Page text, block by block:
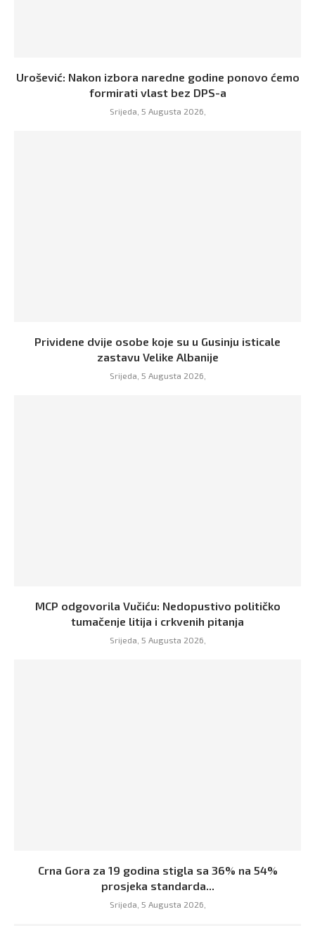
Urošević: Nakon izbora naredne godine ponovo ćemo
formirati vlast bez DPS-a
Srijeda, 5 Augusta 2026,
Prividene dvije osobe koje su u Gusinju isticale
zastavu Velike Albanije
Srijeda, 5 Augusta 2026,
MCP odgovorila Vučiću: Nedopustivo političko
tumačenje litija i crkvenih pitanja
Srijeda, 5 Augusta 2026,
Crna Gora za 19 godina stigla sa 36% na 54%
prosjeka standarda...
Srijeda, 5 Augusta 2026,